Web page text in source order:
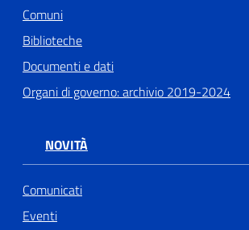
Comuni
Biblioteche
Documenti e dati
Organi di governo: archivio 2019-2024
NOVITÀ
Comunicati
Eventi